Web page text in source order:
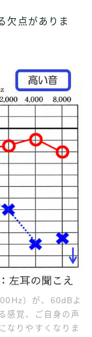
欠点がありま
）が、60dBよ
感覚、ご自身の声
なりやすくなりま